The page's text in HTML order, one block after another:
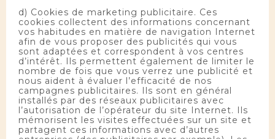
d) Cookies de marketing publicitaire. Ces
cookies collectent des informations concernant
vos habitudes en matière de navigation Internet
afin de vous proposer des publicités qui vous
sont adaptées et correspondent à vos centres
d’intérêt. Ils permettent également de limiter le
nombre de fois que vous verrez une publicité et
nous aident à évaluer l’efficacité de nos
campagnes publicitaires. Ils sont en général
installés par des réseaux publicitaires avec
l’autorisation de l’opérateur du site Internet. Ils
mémorisent les visites effectuées sur un site et
partagent ces informations avec d’autres